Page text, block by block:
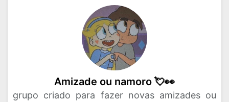
Amizade ou namoro 💘👀
grupo criado para fazer novas amizades ou